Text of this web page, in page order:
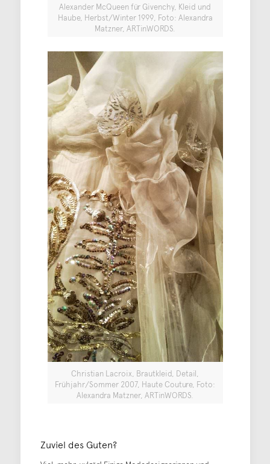
Alexander McQueen für Givenchy, Kleid und
Haube, Herbst/Winter 1999, Foto: Alexandra
Matzner, ARTinWORDS.
Christian Lacroix, Brautkleid, Detail,
Frühjahr/Sommer 2007, Haute Couture, Foto:
Alexandra Matzner, ARTinWORDS.
Zuviel des Guten?